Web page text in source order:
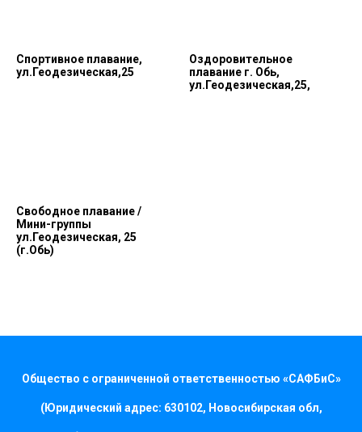
Спортивное плавание,
ул.Геодезическая,25
Оздоровительное
плавание г. Обь,
ул.Геодезическая,25,
Свободное плавание /
Мини-группы
ул.Геодезическая, 25
(г.Обь)
Общество с ограниченной ответственностью «САФБиС»
(Юридический адрес: 630102, Новосибирская обл,